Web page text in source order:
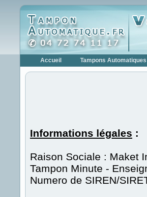
Accueil Tampons Automatiques
Informations légales :
Raison Sociale : Maket
Tampon Minute -
Numero de SIREN/